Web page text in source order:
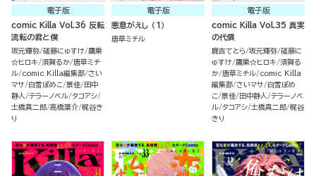
電子版
comic Killa Vol.36 反転
流転の君と僕
坂元輝弥 磋藤にゅすけ 鷹巣
☆ヒロキ 須賀るか 唐草ミチ
ル comic Killa編集部 さい
マサ
白雪ぽめこ 景佳 田中
静人 テラーノベル タコアシ
土橋真二郎 高橋葉介 梶谷き
り
電子版
悪意がえし （1）
唐草ミチル
電子版
comic Killa Vol.35 真実
の代償
鹿吉てとら 坂元輝弥 磋藤に
ゅすけ 鷹巣☆ヒロキ 須賀る
か 唐草ミチル comic Killa
編集部 さいマサ
白雪ぽめ
こ 景佳 田中静人 テラーノベ
ル タコアシ 土橋真二郎 梶谷
きり